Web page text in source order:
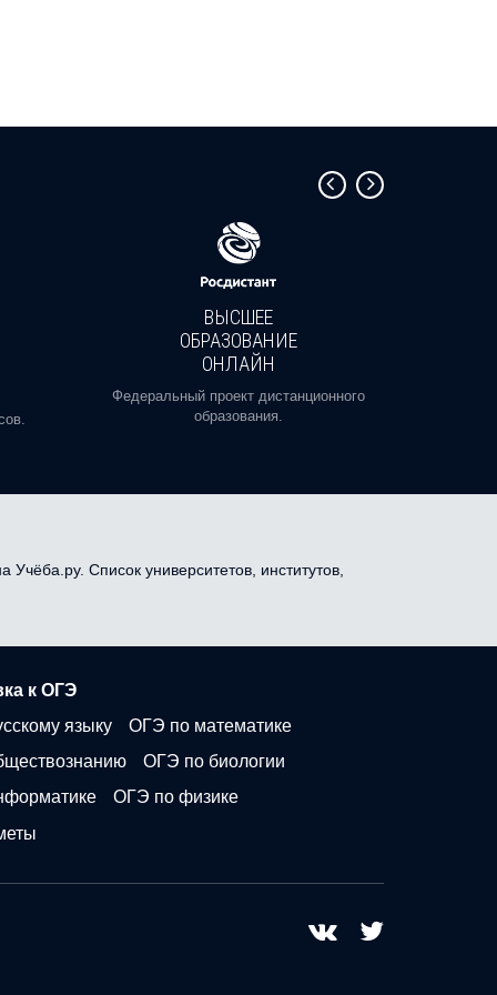
ВЫСШЕЕ
ОБРАЗОВАНИЕ
ОНЛАЙН
Федеральный проект дистанционного
образования.
Список университетов, институтов,
к ОГЭ
языку
ОГЭ по математике
ОГЭ по биологии
ОГЭ по физике